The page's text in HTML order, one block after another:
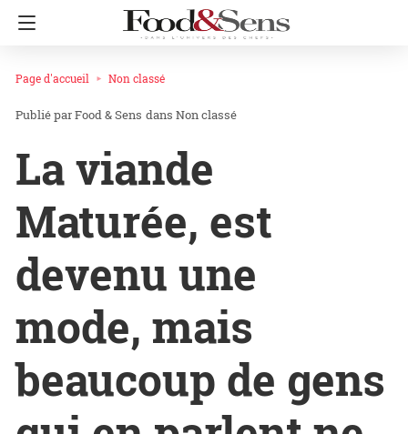
Page d'accueil Non classé
Food & Sens dans Non classé
La viande
Maturée, est
devenu une
mode, mais
beaucoup de gens